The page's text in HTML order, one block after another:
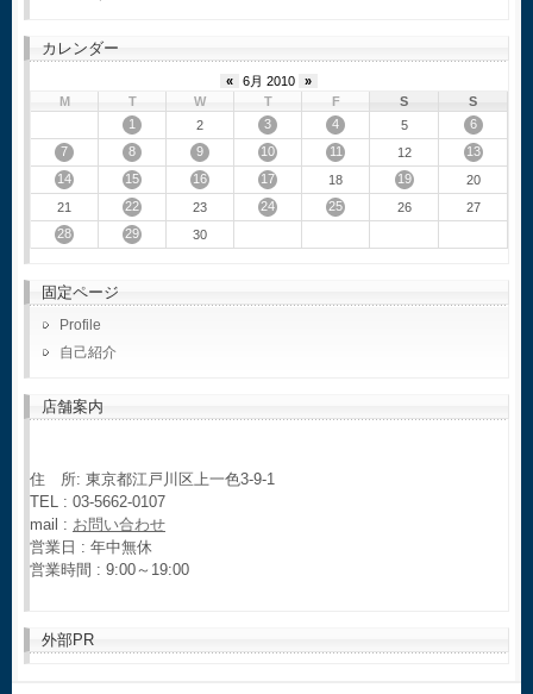
カレンダー
« 6月 2010
»
M
T W T F S
S
1
2 3 4 5
6
7
8 9 10 11 12
13
14
15 16 17 18 19
20
21
22 23 24 25 26
27
28
29 30
固定ページ
Profile
自己紹介
店舗案内
住 所: 東京都江戸川区上一色3-9-1
TEL : 03-5662-0107
mail : お問い合わせ
営業日 : 年中無休
営業時間 : 9:00～19:00
外部PR